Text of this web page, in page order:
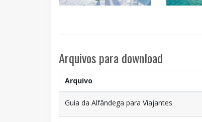
Arquivos para download
Arquivo
Guia da Alfândega para Viajantes